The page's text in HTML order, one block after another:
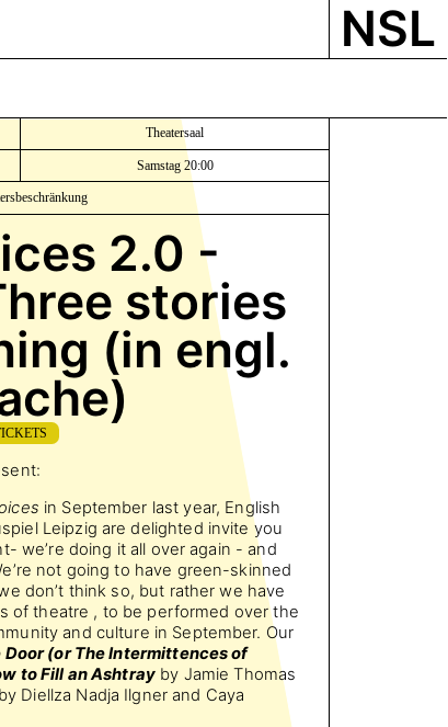
NSL
Theatersaal
Samstag 20:00
2.0 -
stories
(in engl.
in September last year, English
Leipzig are delighted invite you
we’re doing it all over again - and
not going to have green-skinned
don’t think so, but rather we have
of theatre , to be performed over the
and culture in September. Our
Door (or The Intermittences of
to Fill an Ashtray by Jamie Thomas
Diellza Nadja Ilgner and Caya